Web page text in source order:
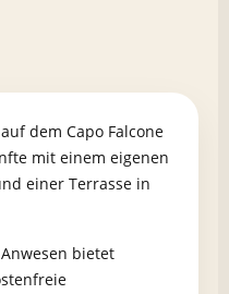
dem Capo Falcone
mit einem eigenen
einer Terrasse in
bietet